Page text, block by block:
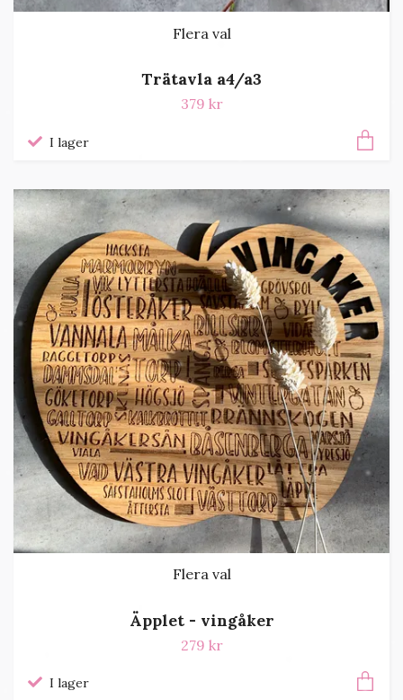
Flera val
Trätavla a4/a3
379 kr
I lager
Flera val
Äpplet - vingåker
279 kr
I lager